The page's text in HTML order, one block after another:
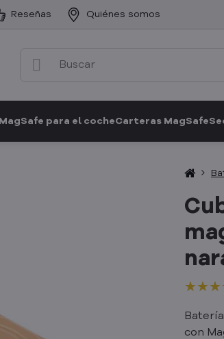
Reseñas Quiénes somos
MagSafe para el cocheCarteras MagSafe
con